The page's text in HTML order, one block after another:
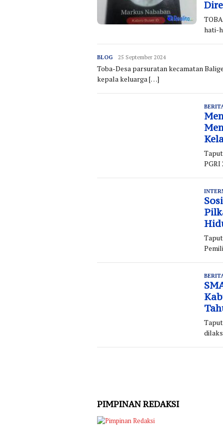
hati-
BLOG Redaksi
25 September 2024
Toba-Desa parsuratan kecamatan
kepala keluarga […]
PGRI
PIMPINAN REDAKSI